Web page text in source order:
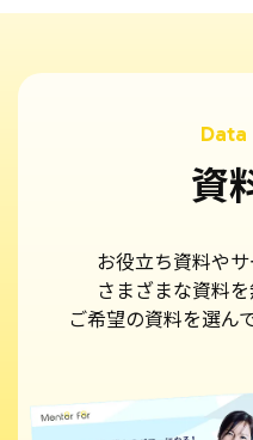
資
お役立ち資料やサ
さまざまな資料を
ご希望の資料を選ん